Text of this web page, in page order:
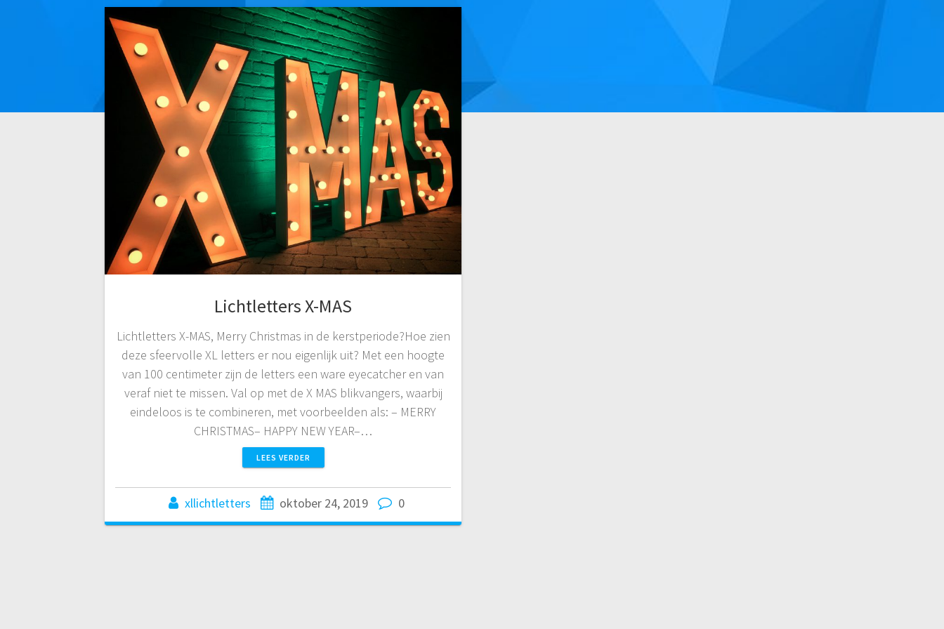
Lichtletters X-MAS
Lichtletters X-MAS, Merry Christmas in de kerstperiode?Hoe zien
deze sfeervolle XL letters er nou eigenlijk uit? Met een hoogte
van 100 centimeter zijn de letters een ware eyecatcher en van
veraf niet te missen. Val op met de X MAS blikvangers, waarbij
eindeloos is te combineren, met voorbeelden als: – MERRY
CHRISTMAS– HAPPY NEW YEAR–…
LEES VERDER
xllichtletters oktober 24, 2019 0